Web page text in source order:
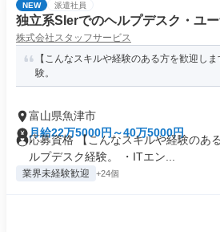
NEW 派遣社員
独立系SIerでのヘルプデスク・ユ
株式会社スタッフサービス
【こんなスキルや経験のある方を歓迎し
験。
富山県魚津市
月給22万5000円～40万5000円
応募資格 【こんなスキルや経験のあ
ルプデスク経験。 ・ITエン...
業界未経験歓迎 +24個